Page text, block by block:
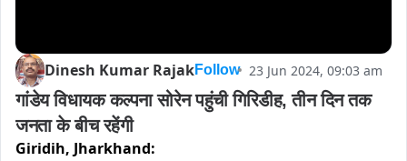
Dinesh Kumar RajakFollow 23 Jun 2024, 09:03 am
गांडेय विधायक कल्पना सोरेन पहुंची गिरिडीह, तीन दिन तक
जनता के बीच रहेंगी
Giridih, Jharkhand: